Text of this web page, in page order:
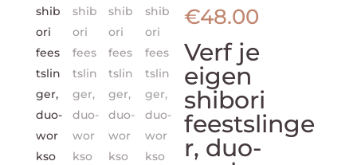
€48.00
Verf je
eigen
shibori
feestslinge
r, duo-